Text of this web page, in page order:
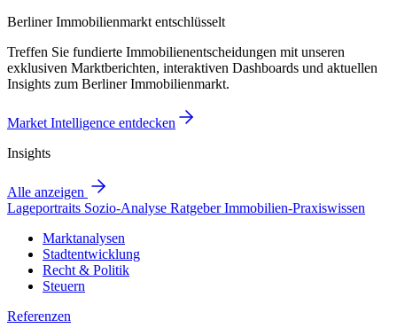
Berliner Immobilienmarkt entschlüsselt
Treffen Sie fundierte Immobilienentscheidungen mit unseren
exklusiven Marktberichten, interaktiven Dashboards und aktuellen
Insights zum Berliner Immobilienmarkt.
Market Intelligence entdecken
Insights
Alle anzeigen
Lageportraits Sozio-Analyse RatgeberImmobilien-Praxiswissen
Marktanalysen
Stadtentwicklung
Recht & Politik
Steuern
Referenzen